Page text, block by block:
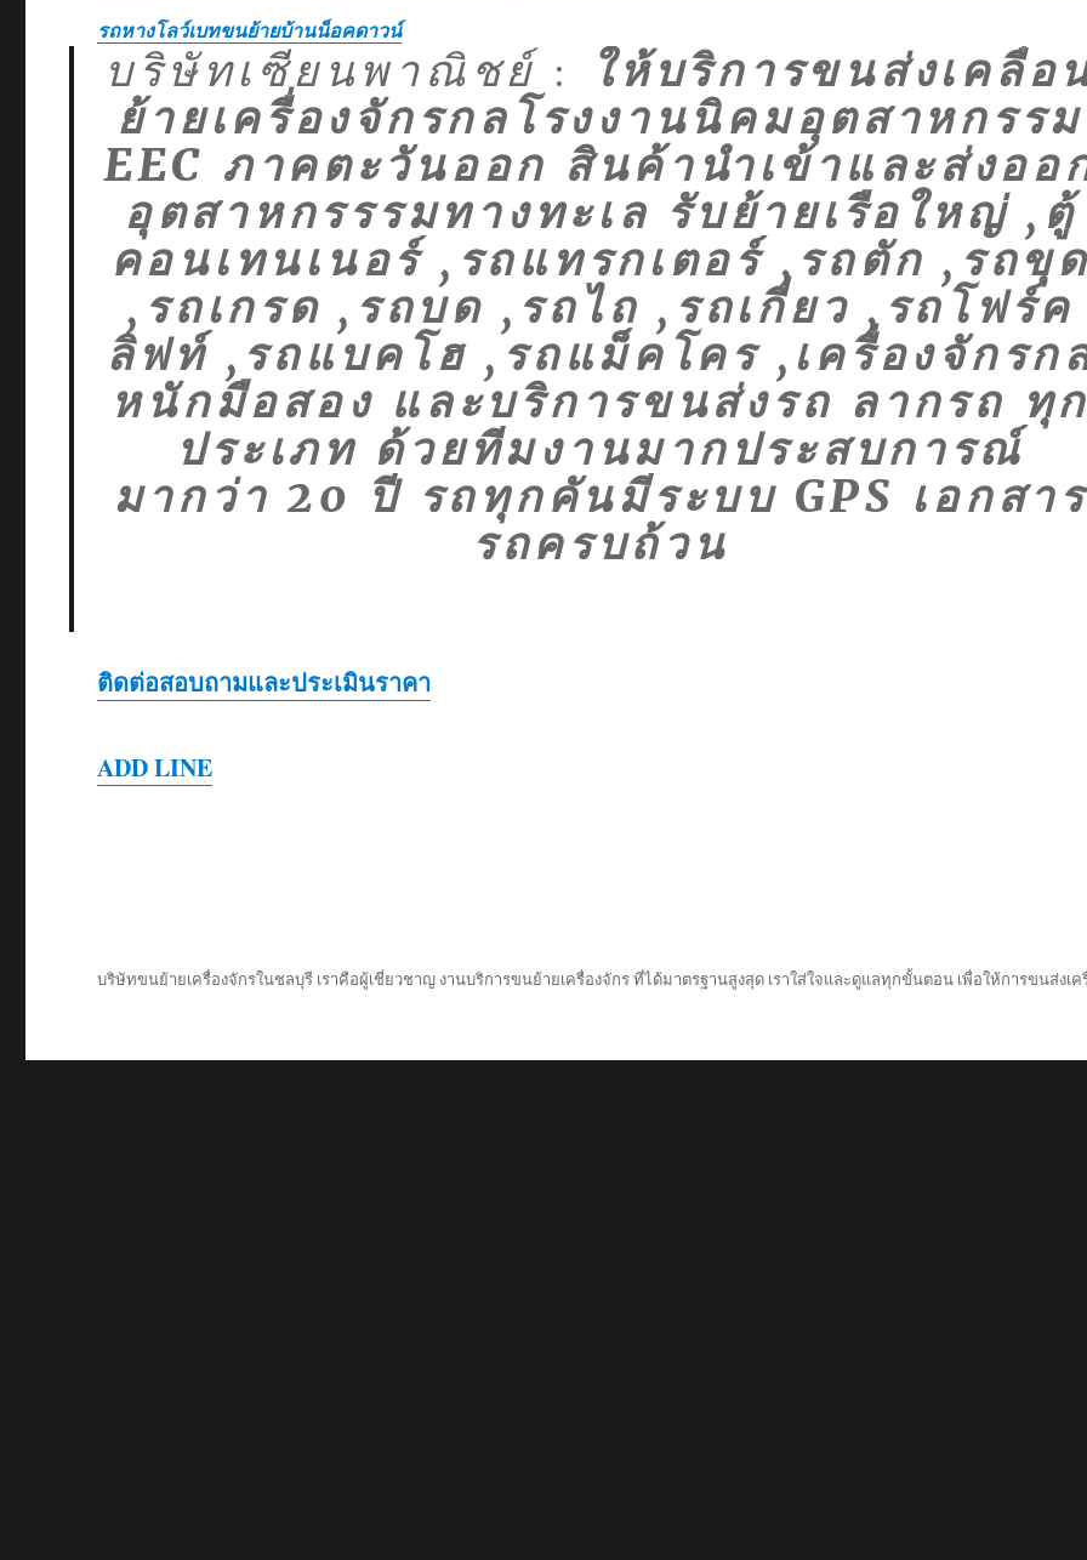
รถหางโลว์เบทขนย้ายบ้านน็อคดาวน์
บริษัทเซียนพาณิชย์:
ให้บริการขนส่งเคลื่อ
ย้ายเครื่องจักรกลโรงงานนิคมอุตสาหกรรม
EEC ภาคตะวันออก สินค้านำเข้าและส่งออ
อุตสาหกรรรมทางทะเล รับย้ายเรือใหญ่ ,ตู้
คอนเทนเนอร์ ,รถแทรกเตอร์ ,รถตัก ,รถขุด
,รถเกรด ,รถบด ,รถไถ ,รถเกี่ยว ,รถโฟร์ค
ลิฟท์ ,รถแบคโฮ ,รถแม็คโคร ,เครื่องจักรก
หนักมือสอง และบริการขนส่งรถ ลากรถ ทุก
ประเภท ด้วยทีมงานมากประสบการณ์
มากว่า 20 ปี รถทุกคันมีระบบ GPS เอกสาร
รถครบถ้วน
ติดต่อสอบถามและประเมินราคา
ADD LINE
บริษัทขนย้ายเครื่องจักรในชลบุรี เราคือผู้เชี่ยวชาญ งานบริการขนย้ายเครื่องจักร ที่ได้มาตรฐานสูงสุด เราใส่ใจและดูแลทุกขั้นตอน เพื่อให้การขนส่งเค